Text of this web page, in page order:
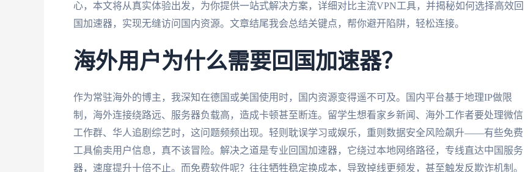
心，本文将从真实体验出发，为你提供一站式解决方案，详细对比主流VPN工具，并揭秘如何选择高效回
国加速器，实现无缝访问国内资源。文章结尾我会总结关键点，帮你避开陷阱，轻松连接。
海外用户为什么需要回国加速器？
作为常驻海外的博主，我深知在德国或美国使用时，国内资源变得遥不可及。国内平台基于地理IP做限
制，海外连接绕路远、服务器负载高，造成卡顿甚至断连。留学生想看家乡新闻、海外工作者要处理微信
工作群、华人追剧综艺时，这问题频频出现。轻则耽误学习或娱乐，重则数据安全风险飙升——有些免费
工具偷卖用户信息，真不该冒险。解决之道是专业回国加速器，它绕过本地网络路径，专线直达中国服务
器，速度提升十倍不止。而免费软件呢？往往牺牲稳定换成本，导致掉线更频发，甚至触发反欺诈机制。